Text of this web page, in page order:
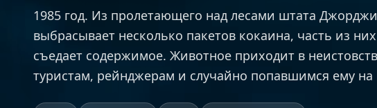
1985 год. Из пролетающего над лесами штата
выбрасывает несколько пакетов кокаина, часть из
съедает содержимое. Животное приходит в
туристам, рейнджерам и случайно попавшимся ему на